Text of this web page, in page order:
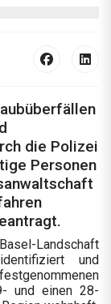
die Polizei
Personen
Landschaft
und
und einen 28-